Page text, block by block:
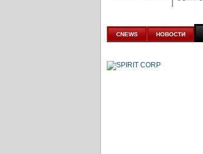
аналитике
CNEWS НОВОСТИ